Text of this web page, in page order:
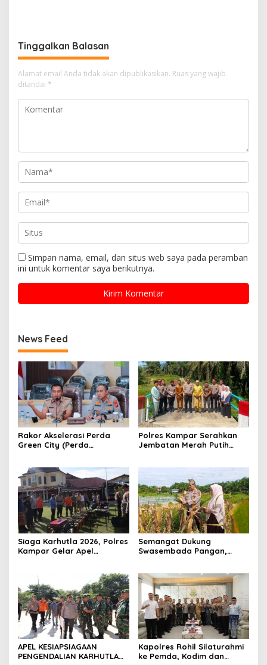
NINO
Tinggalkan Balasan
Alamat email Anda tidak akan dipublikasikan. Ruas yang wajib
ditandai *
Simpan nama, email, dan situs web saya pada peramban
ini untuk komentar saya berikutnya.
News Feed
Rakor Akselerasi Perda
Green City (Perda
Lingkungan Hidup Kota
Pekanbaru dan Tim Pakar
Polres Kampar Serahkan
Jembatan Merah Putih
Siaga Karhutla 2026, Polres
Kampar Gelar Apel
Semangat Dukung
Swasembada Pangan,
Sendayan
APEL KESIAPSIAGAAN
PENGENDALIAN KARHUTLA
Kapolres Rohil Silaturahmi
ke Pemda, Kodim dan